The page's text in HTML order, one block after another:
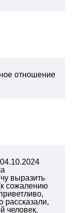
отношение
выразить
сожалению
рассказали,
человек,